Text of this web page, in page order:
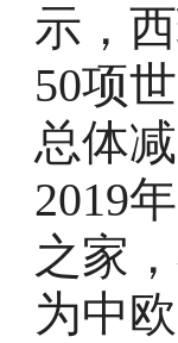
示，
50项
总体
2019
之家
为中